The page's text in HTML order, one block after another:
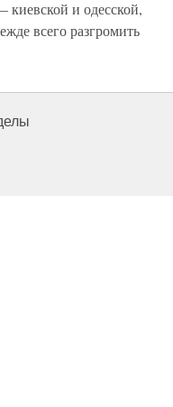
киевской и одесской,
всего разгромить